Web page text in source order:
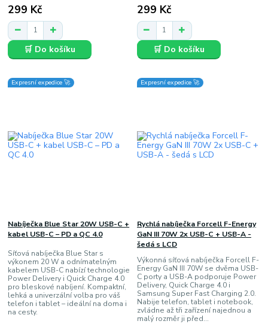
299 Kč
🛒 Do košíku
299 Kč
🛒 Do košíku
Expresní expedice 🚀
Nabíječka Blue Star 20W USB-C +
kabel USB-C – PD a QC 4.0
Síťová nabíječka Blue Star s
výkonem 20 W a odnímatelným
kabelem USB-C nabízí technologie
Power Delivery i Quick Charge 4.0
pro bleskové nabíjení. Kompaktní,
lehká a univerzální volba pro váš
telefon i tablet – ideální na doma i
na cesty.
Expresní expedice 🚀
Rychlá nabíječka Forcell F-Energy
GaN III 70W 2x USB-C + USB-A -
šedá s LCD
Výkonná síťová nabíječka Forcell F-
Energy GaN III 70W se dvěma USB-
C porty a USB-A podporuje Power
Delivery, Quick Charge 4.0 i
Samsung Super Fast Charging 2.0.
Nabije telefon, tablet i notebook,
zvládne až tři zařízení najednou a
malý rozměr ji před...